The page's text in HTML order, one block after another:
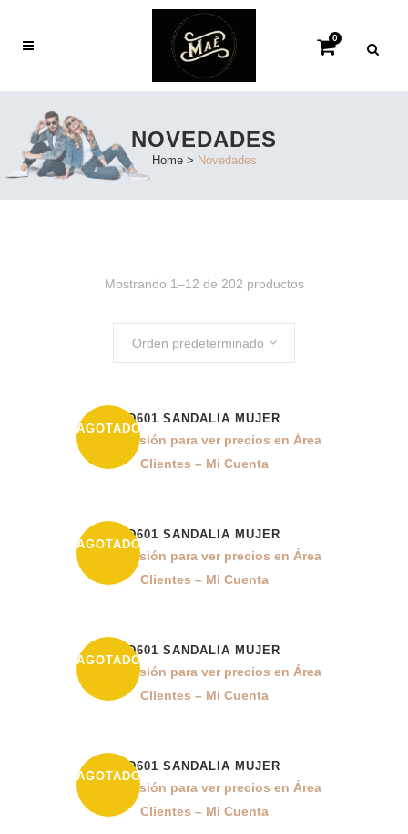
0
NOVEDADES
Home> Novedades
Mostrando 1–12 de 202 productos
Orden predeterminado
AGOTADO
D601 SANDALIA MUJER
Inicia sesión para ver precios en Área
Clientes – Mi Cuenta
AGOTADO
D601 SANDALIA MUJER
Inicia sesión para ver precios en Área
Clientes – Mi Cuenta
AGOTADO
D601 SANDALIA MUJER
Inicia sesión para ver precios en Área
Clientes – Mi Cuenta
AGOTADO
D601 SANDALIA MUJER
Inicia sesión para ver precios en Área
Clientes – Mi Cuenta